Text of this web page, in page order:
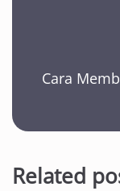
Cara
Related